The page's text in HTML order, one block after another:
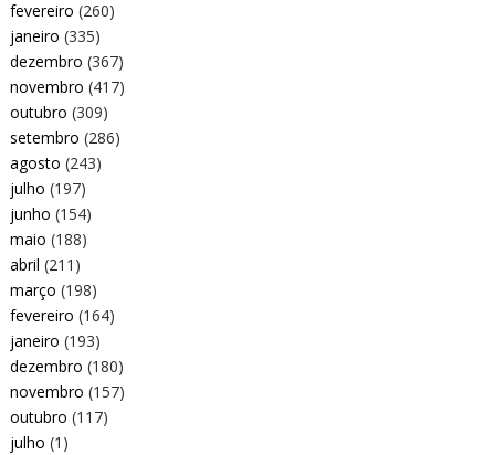
fevereiro (260)
janeiro (335)
dezembro (367)
novembro (417)
outubro (309)
setembro (286)
agosto (243)
julho (197)
junho (154)
maio (188)
abril (211)
março (198)
fevereiro (164)
janeiro (193)
dezembro (180)
novembro (157)
outubro (117)
julho (1)